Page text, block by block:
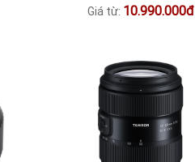
Giá từ: 10.990.000đ